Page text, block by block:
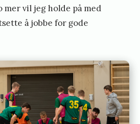
vil jeg holde på med
å jobbe for gode